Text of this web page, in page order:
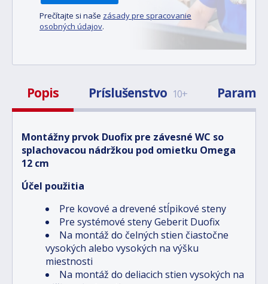
Prečítajte si naše zásady pre spracovanie
osobných údajov.
Popis Príslušenstvo 10+
Montážny prvok Duofix pre závesné WC so
splachovacou nádržkou pod omietku Omega
12 cm
Účel použitia
Pre kovové a drevené stĺpikové steny
Pre systémové steny Geberit Duofix
Na montáž do čelných stien čiastočne
vysokých alebo vysokých na výšku
miestnosti
Na montáž do deliacich stien vysokých na